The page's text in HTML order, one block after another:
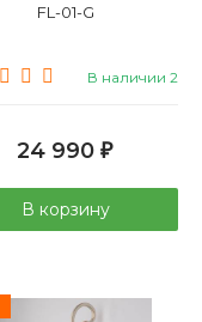
FL-01-G
В наличии 2
24 990 ₽
В корзину